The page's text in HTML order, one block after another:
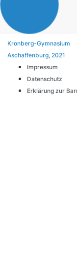
Kronberg-Gymnasium
Aschaffenburg, 2021
Impressum
Datenschutz
Erklärung zur